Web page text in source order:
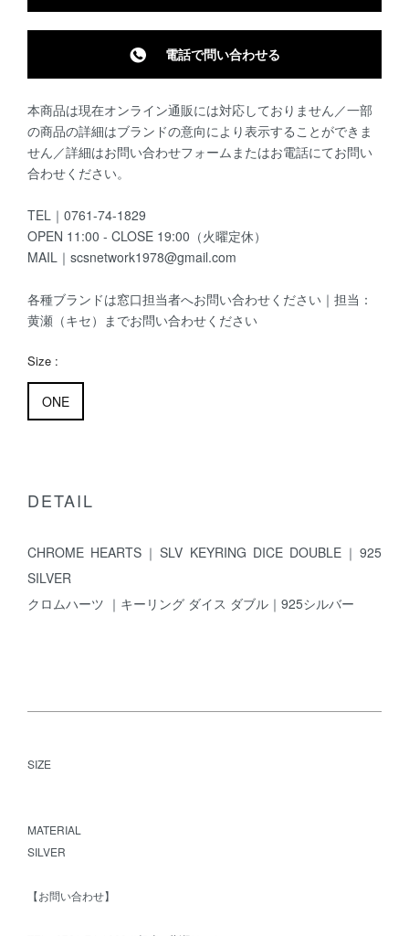
電話で問い合わせる
本商品は現在オンライン通販には対応しておりません／一部
の商品の詳細はブランドの意向により表示することができま
せん／詳細はお問い合わせフォームまたはお電話にてお問い
合わせください。
TEL｜0761-74-1829
OPEN 11:00 - CLOSE 19:00（火曜定休）
MAIL｜scsnetwork1978@gmail.com
各種ブランドは窓口担当者へお問い合わせください｜担当：
黄瀬（キセ）までお問い合わせください
Size :
ONE
DETAIL
CHROME HEARTS｜SLV KEYRING DICE DOUBLE｜925
SILVER
クロムハーツ ｜キーリング ダイス ダブル｜925シルバー
SIZE
MATERIAL
SILVER
【お問い合わせ】